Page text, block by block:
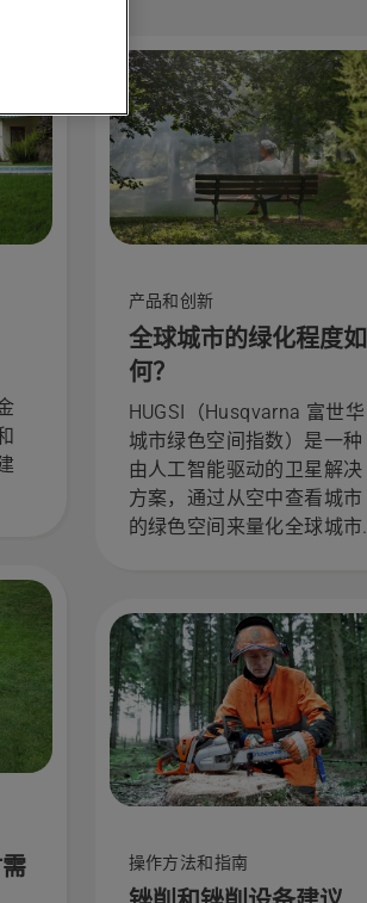
产品和创新
全球城市的绿化程度如
何？
HUGSI（Husqvarna 富世华
城市绿色空间指数）是一种
由人工智能驱动的卫星解决
方案，通过从空中查看城市
的绿色空间来量化全球城市
间的增长及维护。
操作方法和指南